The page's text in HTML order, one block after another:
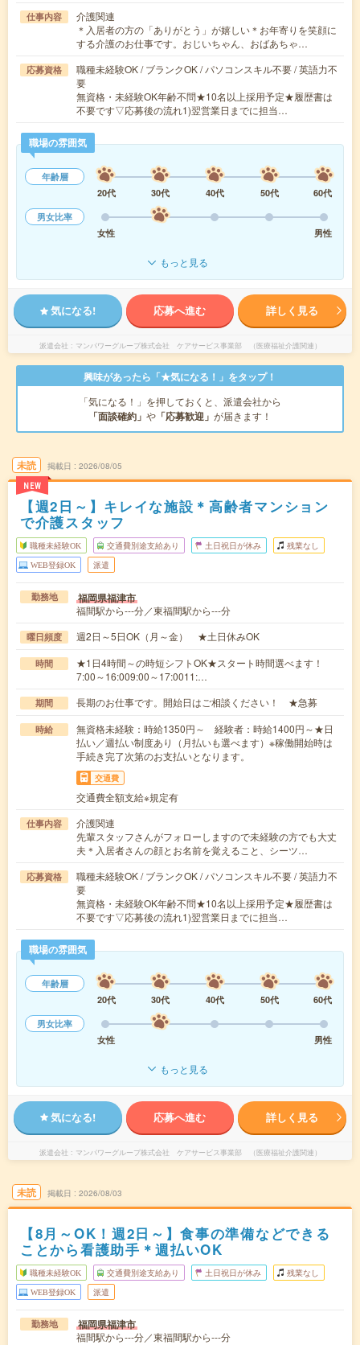
仕事内容
介護関連
＊入居者の方の「ありがとう」が嬉しい＊お年寄りを笑顔に
する介護のお仕事です。おじいちゃん、おばあちゃ…
応募資格
職種未経験OK / ブランクOK / パソコンスキル不要 / 英語力不
要
無資格・未経験OK年齢不問★10名以上採用予定★履歴書は
不要です▽応募後の流れ1)翌営業日までに担当…
職場の雰囲気
年齢層
20代
30代 40代 50代
60代
男女比率
女性
男性
もっと見る
気になる! 応募へ進む 詳しく見る
派遣会社 マンパワーグループ株式会社 ケアサービス事業部 （医療福祉介護関連）
興味があったら「★気になる！」をタップ！
「気になる！」を押しておくと、派遣会社から
「面談確約」 や 「応募歓迎」 が届きます！
未読
NEW
掲載日 2026/08/05
【週2日～】キレイな施設＊高齢者マンション
で介護スタッフ
職種未経験OK 交通費別途支給あり 土日祝日が休み 残業なし
WEB登録OK 派遣
勤務地 福岡県福津市
福間駅から---分／東福間駅から---分
曜日頻度 週2日～5日OK（月～金） ★土日休みOK
時間
★1日4時間～の時短シフトOK★スタート時間選べます！
7:00～16:009:00～17:0011:…
期間 長期のお仕事です。開始日はご相談ください！ ★急募
時給
無資格未経験：時給1350円～ 経験者：時給1400円～★日
払い／週払い制度あり（月払いも選べます）※稼働開始時は
手続き完了次第のお支払いとなります。
交通費
交通費全額支給※規定有
仕事内容
介護関連
先輩スタッフさんがフォローしますので未経験の方でも大丈
夫＊入居者さんの顔とお名前を覚えること、シーツ…
応募資格
職種未経験OK / ブランクOK / パソコンスキル不要 / 英語力不
要
無資格・未経験OK年齢不問★10名以上採用予定★履歴書は
不要です▽応募後の流れ1)翌営業日までに担当…
職場の雰囲気
年齢層
20代
30代 40代 50代
60代
男女比率
女性
男性
もっと見る
気になる! 応募へ進む 詳しく見る
派遣会社 マンパワーグループ株式会社 ケアサービス事業部 （医療福祉介護関連）
未読 掲載日 2026/08/03
【8月～OK！週2日～】食事の準備などできる
ことから看護助手＊週払いOK
職種未経験OK 交通費別途支給あり 土日祝日が休み 残業なし
WEB登録OK 派遣
勤務地 福岡県福津市
福間駅から---分／東福間駅から---分